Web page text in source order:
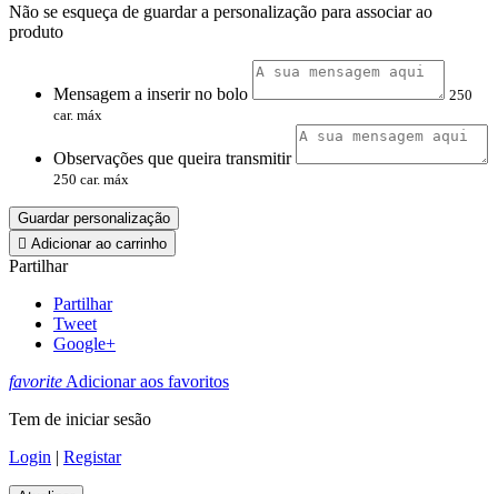
Não se esqueça de guardar a personalização para associar ao
produto
Mensagem a inserir no bolo
250
car. máx
Observações que queira transmitir
250 car. máx
Guardar personalização
 Adicionar ao carrinho
Partilhar
Partilhar
Tweet
Google+
favorite Adicionar aos favoritos
Tem de iniciar sesão
Login | Registar